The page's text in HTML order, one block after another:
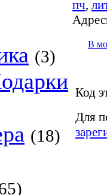
(3)
(18)
пч,
В
Код
Для